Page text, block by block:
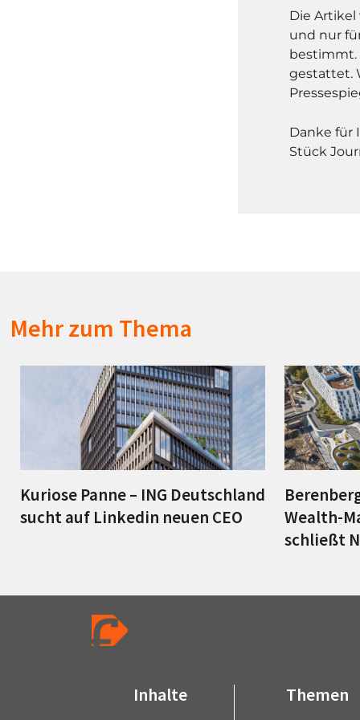
Die
und nur
bestimmt.
gestattet.
Danke für
Stück
Mehr zum Thema
Kuriose Panne – ING Deutschland
sucht auf Linkedin neuen CEO
Wealth-
schließt
Inhalte Themen